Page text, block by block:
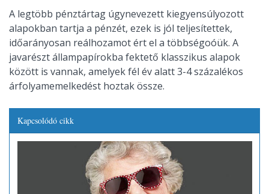
A legtöbb pénztártag úgynevezett kiegyensúlyozott
alapokban tartja a pénzét, ezek is jól teljesítettek,
időarányosan reálhozamot ért el a többségoóük. A
javarészt állampapírokba fektető klasszikus alapok
között is vannak, amelyek fél év alatt 3-4 százalékos
árfolyamemelkedést hoztak össze.
Kapcsolódó cikk